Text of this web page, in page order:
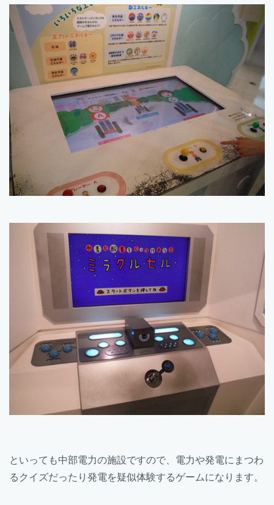
といっても中部電力の施設ですので、電力や発電にまつわ
るクイズだったり発電を疑似体験するゲームになります。